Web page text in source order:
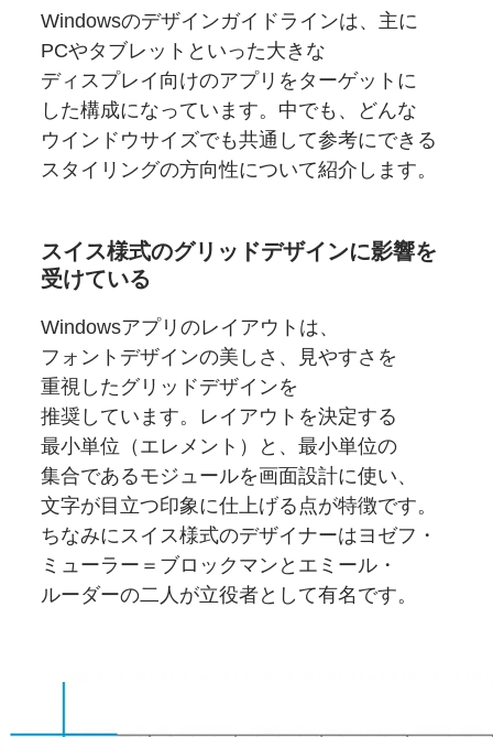
Windowsのデザインガイドラインは、 主に
PCやタブレットと いった大きな
ディスプレイ向けのアプリを ターゲットに
した構成になっています。 中でも、
どんな
ウインドウサイズでも共通して参考にできる
スタイリングの方向性について紹介します。
スイス様式のグリッドデザインに影響を
受けている
Windowsアプリのレイアウトは、
フォントデザインの美しさ、
見やすさを
重視した グリッドデザインを
推奨しています。 レイアウトを決定する
最小単位 （エレメント）と、最小単位の
集合であるモジュールを画面設計に使い、
文字が目立つ印象に仕上げる点が特徴です。
ちなみにスイス様式のデザイナーはヨゼフ・
ミューラー＝ ブロックマンと エミール・
ルーダーの二人が立役者として有名です。